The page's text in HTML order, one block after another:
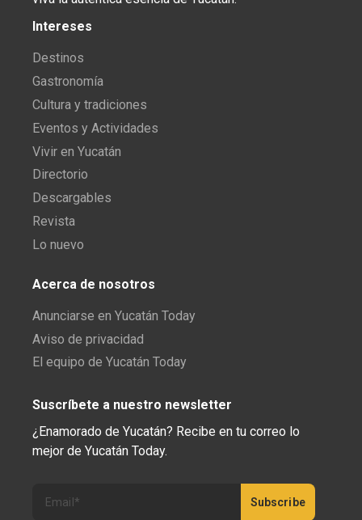
Intereses
Destinos
Gastronomía
Cultura y tradiciones
Eventos y Actividades
Vivir en Yucatán
Directorio
Descargables
Revista
Lo nuevo
Acerca de nosotros
Anunciarse en Yucatán Today
Aviso de privacidad
El equipo de Yucatán Today
Suscríbete a nuestro newsletter
¿Enamorado de Yucatán? Recibe en tu correo lo
mejor de Yucatán Today.